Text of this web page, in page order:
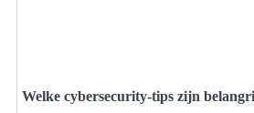
Welke cybersecurity-tips zijn